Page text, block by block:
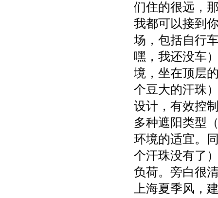
们住的很远，
我都可以接到
场，包括自行
嘿，我还没车
境，坐在顶层
个豆大的汗珠
设计，有效控
多种遮阳类型
环境的适宜。
个汗珠没有了
负荷。旁白很
上海夏季风，